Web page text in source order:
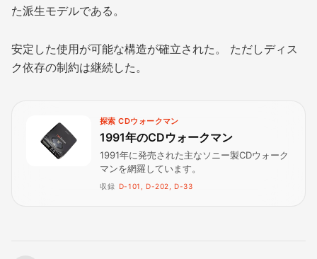
た派生モデルである。
安定した使用が可能な構造が確立された。 ただしディス
ク依存の制約は継続した。
探索 CDウォークマン
1991年のCDウォークマン
1991年に発売された主なソニー製CDウォーク
マンを網羅しています。
収録 D-101, D-202, D-33